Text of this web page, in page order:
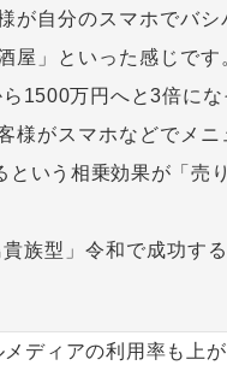
が自分のスマホでバシ
屋」といった感じです
1500万円へと3倍にな
がスマホなどでメニ
いう相乗効果が「売
族型」令和で成功す
ディアの利用率も上